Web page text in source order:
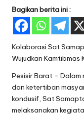
Bagikan berita ini :
Kolaborasi Sat
Wujudkan Kamtibmas
Pesisir Barat – Dalam
dan ketertiban
kondusif, Sat
melaksanakan